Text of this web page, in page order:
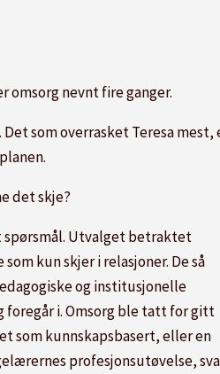
nevnt fire ganger.
som overrasket Teresa
det skje?
spørsmål. Utvalget betraktet
som kun skjer i relasjoner. De så
og institusjonelle
foregår i. Omsorg ble tatt for gitt
som kunnskapsbasert, eller en
profesjonsutøvelse,